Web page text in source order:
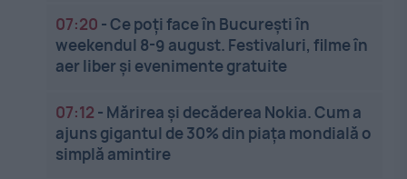
07:20 -Ce poți face în București în
weekendul 8-9 august. Festivaluri, filme în
aer liber și evenimente gratuite
07:12 - Mărirea și decăderea Nokia. Cum a
ajuns gigantul de 30% din piața mondială o
simplă amintire